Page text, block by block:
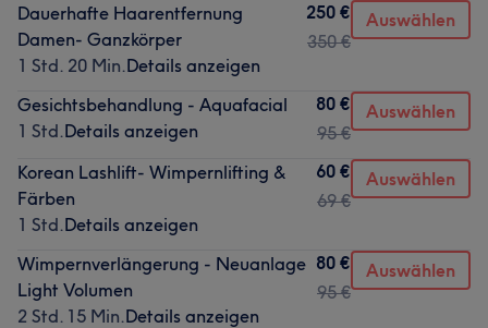
Dauerhafte Haarentfernung
Damen- Ganzkörper
1 Std. 20 Min.Details anzeigen
250 €
350 €
Auswählen
Gesichtsbehandlung - Aquafacial
1 Std.Details anzeigen
80 €
95 €
Auswählen
Korean Lashlift- Wimpernlifting &
Färben
1 Std.Details anzeigen
60 €
69 €
Auswählen
Wimpernverlängerung - Neuanlage
Light Volumen
2 Std. 15 Min.Details anzeigen
80 €
95 €
Auswählen